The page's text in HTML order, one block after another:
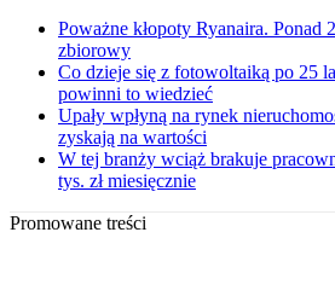
Poważne kłopoty Ryanaira. Ponad
zbiorowy
Co dzieje się z fotowoltaiką po 25
powinni to wiedzieć
Upały wpłyną na rynek
zyskają na wartości
W tej branży wciąż brakuje
tys. zł miesięcznie
Promowane treści